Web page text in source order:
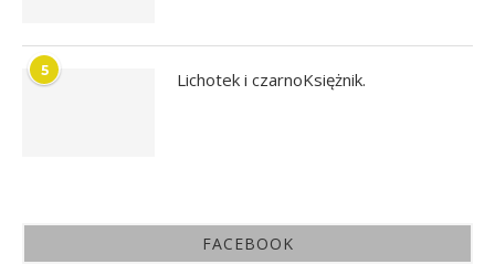
5 Lichotek i czarnoKsiężnik.
FACEBOOK